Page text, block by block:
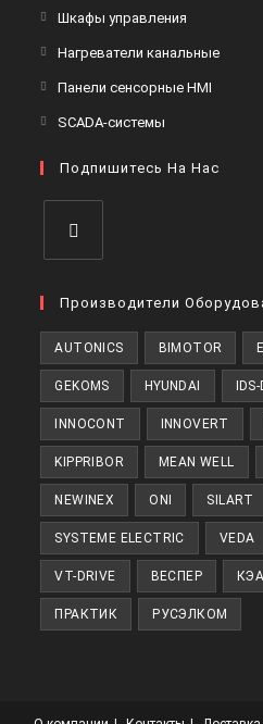
вкладке
вкладке
Шкафы управления
вкладке
Нагреватели канальные
Панели сенсорные HMI
вкладке
SCADA-системы
новой
Подпишитесь На Нас
в
вкладке
Производители
AUTONICS BIMOTOR
GEKOMS HYUNDAI
INNOCONT INNOVERT
KIPPRIBOR MEAN WELL
NEWINEX ONI SILART
SYSTEME ELECTRIC VEDA
VT-DRIVE ВЕСПЕР
ПРАКТИК РУСЭЛКОМ